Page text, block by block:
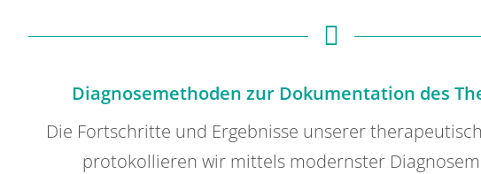
Diagnosemethoden zur Dokumentation des
Die Fortschritte und Ergebnisse unserer
protokollieren wir mittels modernster